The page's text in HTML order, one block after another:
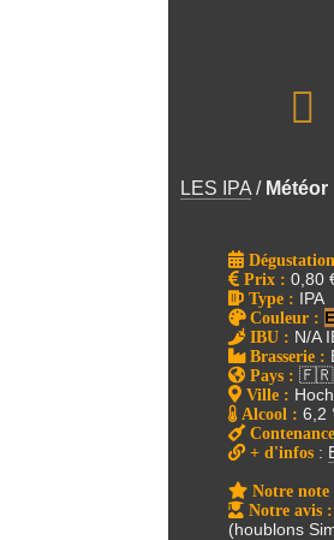
LES IPA / Météor
Prix: 0,80
Type: IPA
Couleur:
IBU: N/A
Brasserie:
Pays: 🇫🇷
Ville:
Alcool : 6,2
Contenance
+ d'infos:
Notre note
Notre avis:
(houblons